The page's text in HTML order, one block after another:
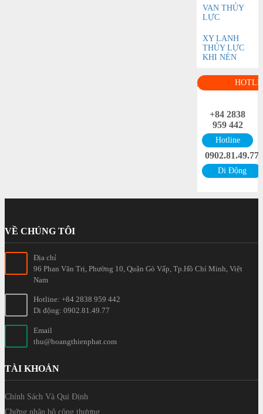
VAN THỦY
LỰC
XY LANH
THỦY LỰC
KHI NÉN
+84 2838
959 442
Hotline
0902.81.49.77
Di Động
VỀ CHÚNG TÔI
Địa chỉ
96 Phan Văn Trị, Phường 10, Quận Gò Vấp, Tp.Hồ Chí Minh, Việt
Nam
Hotline: +84 2838 959 442
Di động: 0902.81.49.77
Email
thu@hoangthienphat.com
TÀI KHOẢN
Chính Sách Và Qui Định
Chứng nhận bộ công thương